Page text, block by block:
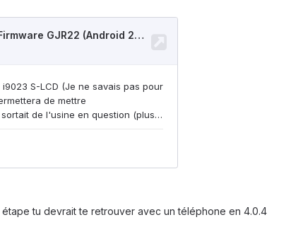
étape tu devrait te retrouver avec un téléphone en 4.0.4